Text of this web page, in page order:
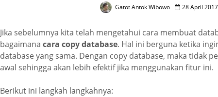
Gatot Antok Wibowo 28 April 2017
Jika sebelumnya kita telah mengetahui cara membuat
bagaimana cara copy database. Hal ini berguna ketika
database yang sama. Dengan copy database, maka tidak
awal sehingga akan lebih efektif jika menggunakan fitur ini.
Berikut ini langkah langkahnya: